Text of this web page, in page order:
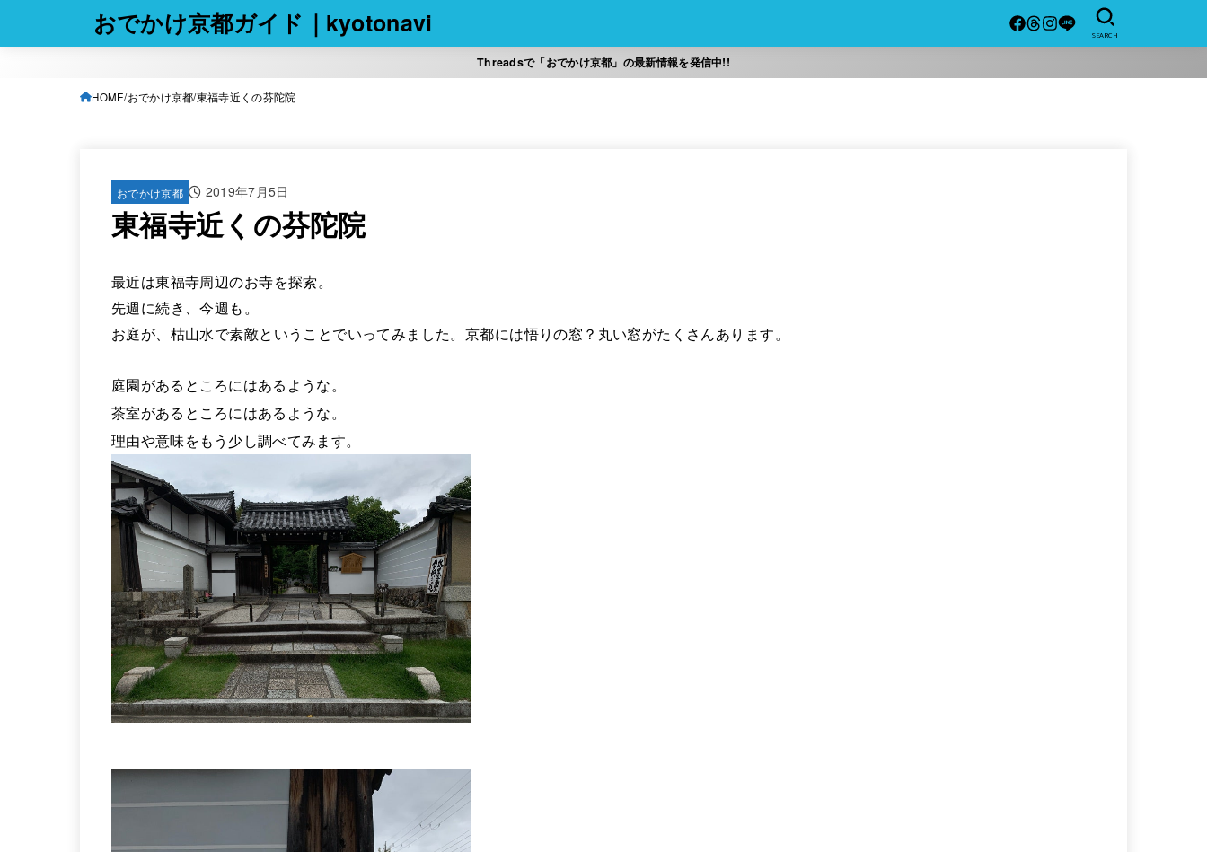
おでかけ京都ガイド｜kyotonavi SEARCH
Threadsで「おでかけ京都」の最新情報を発信中!!
HOME おでかけ京都 東福寺近くの芬陀院
おでかけ京都 2019年7月5日
東福寺近くの芬陀院
最近は東福寺周辺のお寺を探索。
先週に続き、今週も。
お庭が、枯山水で素敵ということでいってみました。 京都には悟りの窓？丸い窓がたくさんあります。
庭園があるところにはあるような。
茶室があるところにはあるような。
理由や意味をもう少し調べてみます。